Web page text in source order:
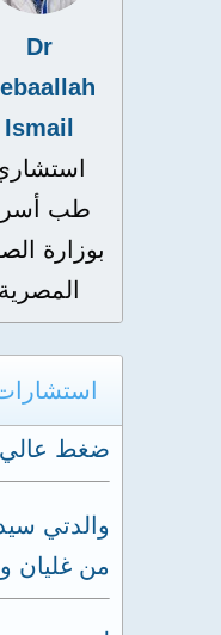
Dr
Ismail
طب
بوزارة
المصرية
ضغط عالي
والدتي
من غليان